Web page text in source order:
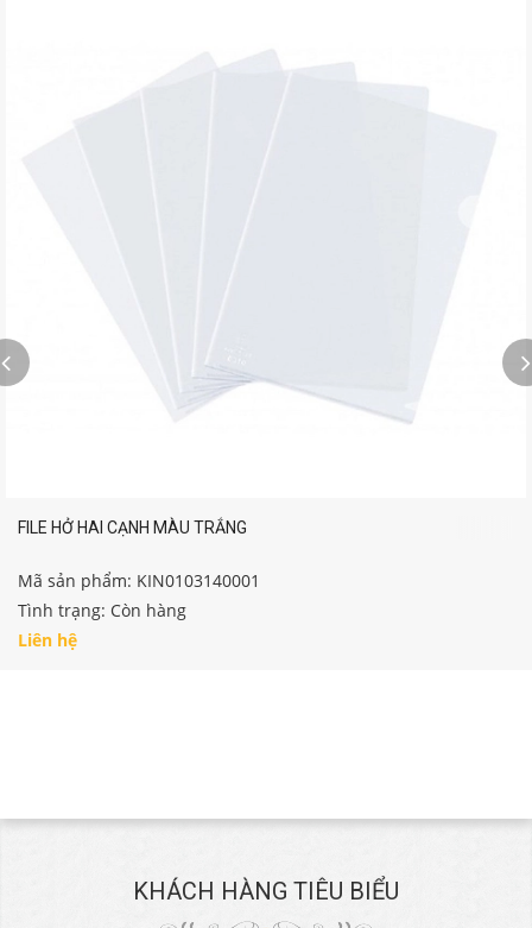
FILE HỞ HAI CẠNH MÀU TRẮNG
Mã sản phẩm: KIN0103140001
Tình trạng: Còn hàng
Liên hệ
KHÁCH HÀNG TIÊU BIỂU